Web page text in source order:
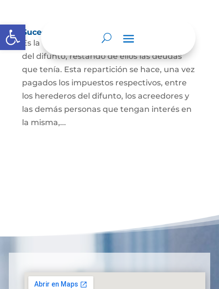
Abrir barra de herramientas
Sucesión de bienes por causa de muerte
Es la que se hace para repartir los bienes
del difunto, restando de ellos las deudas
que tenía. Esta repartición se hace, una vez
pagados los impuestos respectivos, entre
los herederos del difunto, los acreedores y
las demás personas que tengan interés en
la misma,...